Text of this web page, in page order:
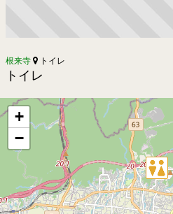
根来寺 トイレ
トイレ
+
−